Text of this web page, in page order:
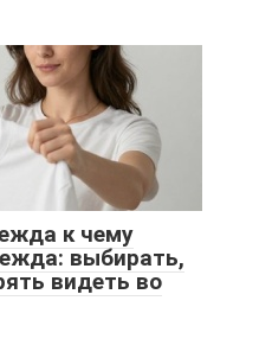
к чему
выбирать,
видеть во